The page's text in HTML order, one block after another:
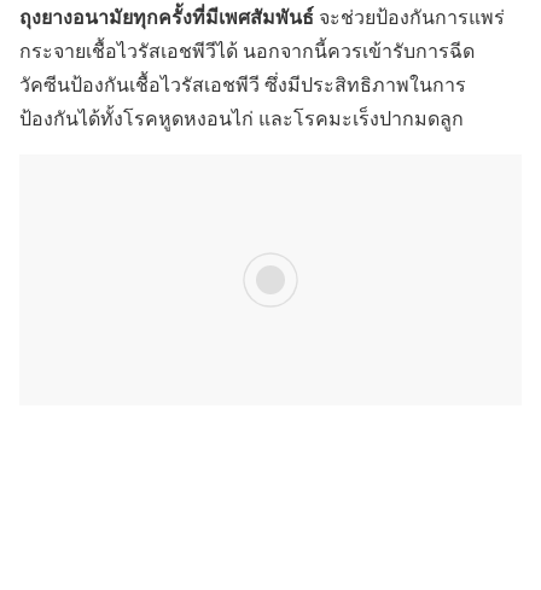
ถุงยางอนามัยทุกครั้งที่มีเพศสัมพันธ์ จะช่วยป้องกันการแพร่
กระจายเชื้อไวรัสเอชพีวีได้ นอกจากนี้ควรเข้ารับการฉีด
วัคซีนป้องกันเชื้อไวรัสเอชพีวี ซึ่งมีประสิทธิภาพในการ
ป้องกันได้ทั้งโรคหูดหงอนไก่ และโรคมะเร็งปากมดลูก